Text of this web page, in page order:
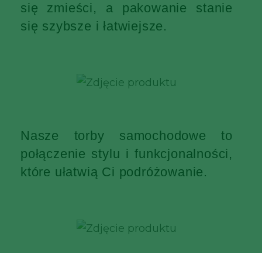
się zmieści, a pakowanie stanie
się szybsze i łatwiejsze.
Nasze torby samochodowe to
połączenie stylu i funkcjonalności,
które ułatwią Ci podróżowanie.